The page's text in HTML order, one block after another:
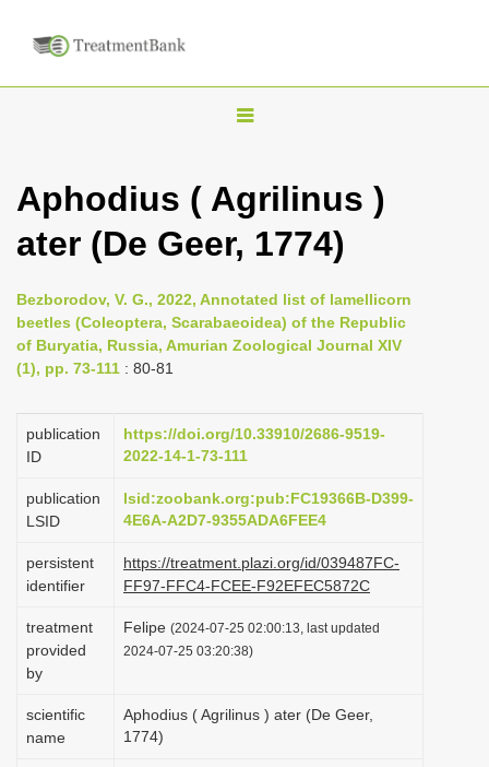
T
g
l
e
n
a
g
a
i
n
Aphodius ( Agrilinus )
ater (De Geer, 1774)
Bezborodov, V. G., 2022, Annotated list of lamellicorn
beetles (Coleoptera, Scarabaeoidea) of the Republic
of Buryatia, Russia, Amurian Zoological Journal XIV
(1), pp. 73-111 : 80-81
publication
ID
https://doi.org/10.33910/2686-9519-
2022-14-1-73-111
publication
LSID
lsid:zoobank.org:pub:FC19366B-D399-
4E6A-A2D7-9355ADA6FEE4
persistent
identifier
https://treatment.plazi.org/id/039487FC-
FF97-FFC4-FCEE-F92EFEC5872C
treatment
provided
by
Felipe (2024-07-25 02:00:13, last updated
2024-07-25 03:20:38)
scientific
name
Aphodius ( Agrilinus ) ater (De Geer,
1774)